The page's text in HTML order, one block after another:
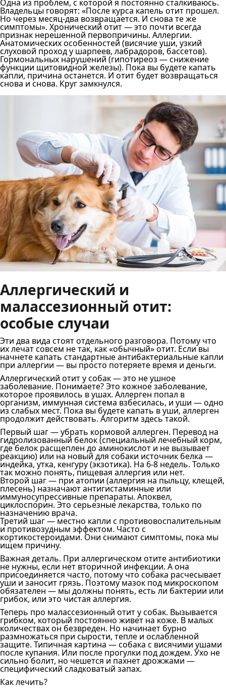
Одна из проблем, с которой я постоянно сталкиваюсь.
Владельцы говорят: «После курса капель отит прошел.
Но через месяц-два возвращается. И снова те же
симптомы». Хронический отит — это почти всегда
признак нерешенной первопричины. Аллергии.
Анатомических особенностей (висячие уши, узкий
слуховой проход у шарпеев, лабрадоров, бассетов).
Гормональных нарушений (гипотиреоз — снижение
функции щитовидной железы). Пока вы будете капать
капли, причина останется. И отит будет возвращаться
снова и снова. Круг замкнулся.
Аллергический и
малассезионный отит:
особые случаи
Эти два вида стоят отдельного разговора. Потому что
их лечат совсем не так, как «обычный» отит. Если вы
начнете капать стандартные антибактериальные капли
при аллергии — вы просто потеряете время и деньги.
Аллергический отит у собак — это не ушное
заболевание. Понимаете? Это кожное заболевание,
которое проявилось в ушах. Аллерген попал в
организм, иммунная система взбесилась, и уши — одно
из слабых мест. Пока вы будете капать в уши, аллерген
продолжит действовать. Алгоритм здесь такой.
Первый шаг — убрать кормовой аллерген. Перевод на
гидролизованный белок (специальный лечебный корм,
где белок расщеплен до аминокислот и не вызывает
реакцию) или на новый для собаки источник белка —
индейка, утка, кенгуру (экзотика). На 6-8 недель. Только
так можно понять, пищевая аллергия или нет.
Второй шаг — при атопии (аллергия на пыльцу, клещей,
плесень) назначают антигистаминные или
иммуносупрессивные препараты. Апоквел,
циклоспорин. Это серьезные лекарства, только по
назначению врача.
Третий шаг — местно капли с противовоспалительным
и противозудным эффектом. Часто с
кортикостероидами. Они снимают симптомы, пока мы
ищем причину.
Важная деталь. При аллергическом отите антибиотики
не нужны, если нет вторичной инфекции. А она
присоединяется часто, потому что собака расчесывает
уши и заносит грязь. Поэтому мазок под микроскопом
обязателен — мы должны понять, есть ли бактерии или
грибок, или это чистая аллергия.
Теперь про малассезионный отит у собак. Вызывается
грибком, который постоянно живет на коже. В малых
количествах он безвреден. Но начинает бурно
размножаться при сырости, тепле и ослабленной
защите. Типичная картина — собака с висячими ушами
после купания. Или после прогулки под дождем. Ухо не
сильно болит, но чешется и пахнет дрожжами —
специфический сладковатый запах.
Как лечить?